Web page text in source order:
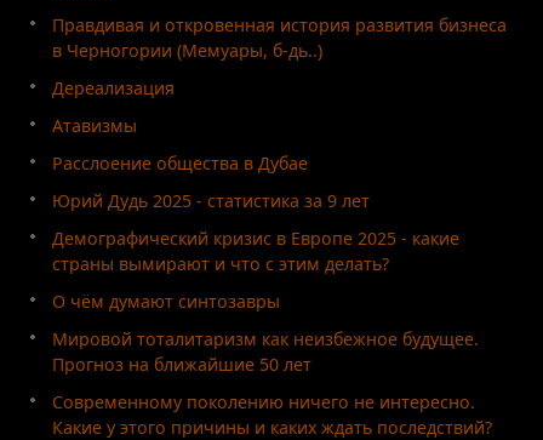
Правдивая и откровенная история развития бизнеса
в Черногории (Мемуары, б-дь..)
Дереализация
Атавизмы
Расслоение общества в Дубае
Юрий Дудь 2025 - статистика за 9 лет
Демографический кризис в Европе 2025 - какие
страны вымирают и что с этим делать?
О чём думают синтозавры
Мировой тоталитаризм как неизбежное будущее.
Прогноз на ближайшие 50 лет
Современному поколению ничего не интересно.
Какие у этого причины и каких ждать последствий?